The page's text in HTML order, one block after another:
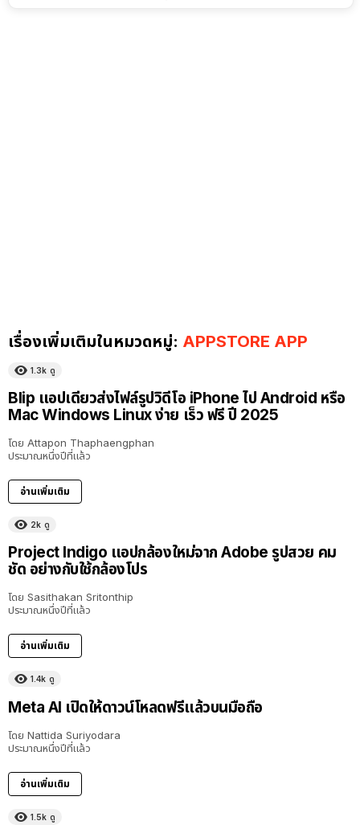
เรื่องเพิ่มเติมในหมวดหมู่: APPSTORE APP
1.3k ดู
Blip แอปเดียวส่งไฟล์รูปวิดีโอ iPhone ไป Android หรือ
Mac Windows Linux ง่าย เร็ว ฟรี ปี 2025
โดย Attapon Thaphaengphan
ประมาณหนึ่งปีที่แล้ว
อ่านเพิ่มเติม
2k ดู
Project Indigo แอปกล้องใหม่จาก Adobe รูปสวย คม
ชัด อย่างกับใช้กล้องโปร
โดย Sasithakan Sritonthip
ประมาณหนึ่งปีที่แล้ว
อ่านเพิ่มเติม
1.4k ดู
Meta AI เปิดให้ดาวน์โหลดฟรีแล้วบนมือถือ
โดย Nattida Suriyodara
ประมาณหนึ่งปีที่แล้ว
อ่านเพิ่มเติม
1.5k ดู